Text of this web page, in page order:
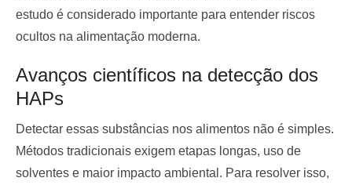
estudo é considerado importante para entender riscos
ocultos na alimentação moderna.
Avanços científicos na detecção dos
HAPs
Detectar essas substâncias nos alimentos não é simples.
Métodos tradicionais exigem etapas longas, uso de
solventes e maior impacto ambiental. Para resolver isso,